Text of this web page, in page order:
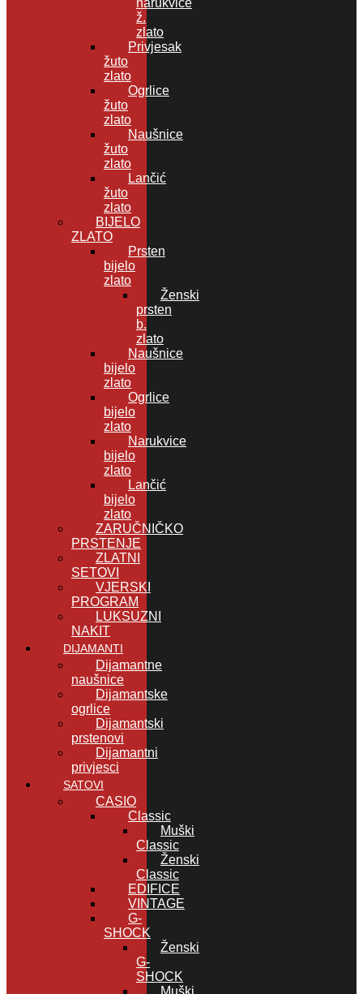
ž.
zlato
Privjesak
žuto
zlato
Ogrlice
žuto
zlato
Naušnice
žuto
zlato
Lančić
žuto
zlato
BIJELO
ZLATO
Prsten
bijelo
zlato
Ženski
prsten
b.
zlato
Naušnice
bijelo
zlato
Ogrlice
bijelo
zlato
Narukvice
bijelo
zlato
Lančić
bijelo
zlato
ZARUČNIČKO
PRSTENJE
ZLATNI
SETOVI
VJERSKI
PROGRAM
LUKSUZNI
NAKIT
DIJAMANTI
Dijamantne
naušnice
Dijamantske
ogrlice
Dijamantski
prstenovi
Dijamantni
privjesci
SATOVI
CASIO
Classic
Muški
Classic
Ženski
Classic
EDIFICE
VINTAGE
G-
SHOCK
Ženski
G-
SHOCK
Muški